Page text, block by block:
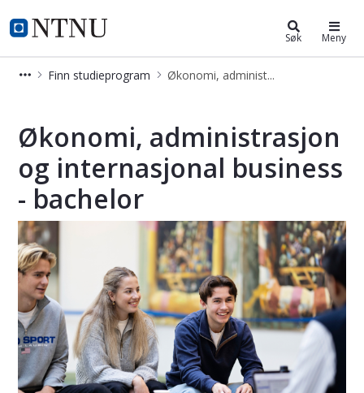
NTNU Hjemmeside
Økonomi, administrasjon ogSøk Meny
Finn studieprogram Økonomi, administrasjon og internasjonal business – bachelor (BØKADIB)
Økonomi, administrasjon
og internasjonal business
- bachelor